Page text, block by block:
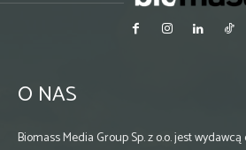
O NAS
Biomass Media Group Sp. z o.o. jest